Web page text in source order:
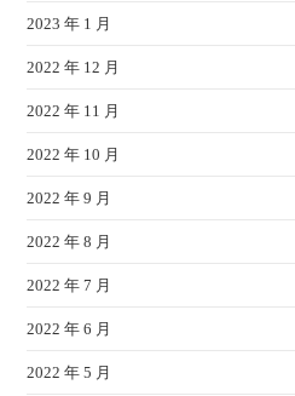
2023 年 1 月
2022 年 12 月
2022 年 11 月
2022 年 10 月
2022 年 9 月
2022 年 8 月
2022 年 7 月
2022 年 6 月
2022 年 5 月